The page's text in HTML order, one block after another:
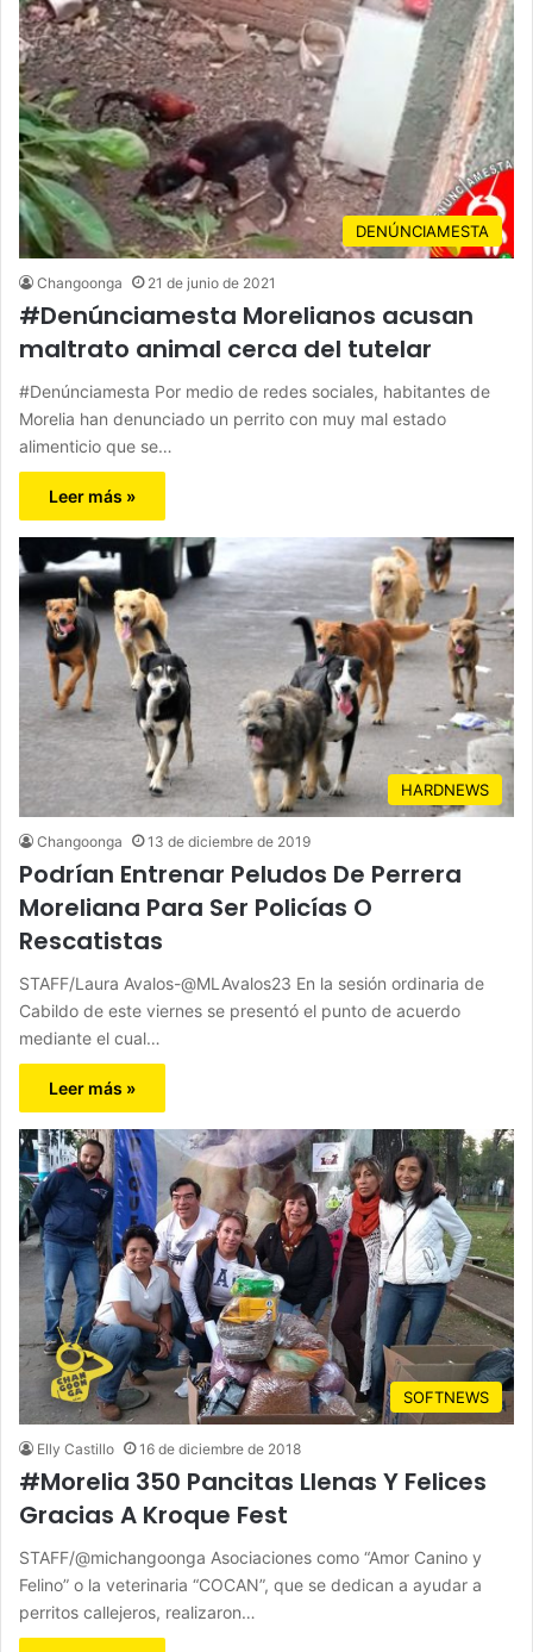
DENÚNCIAMESTA
Changoonga 21 de junio de 2021
#Denúnciamesta Morelianos acusan
maltrato animal cerca del tutelar
#Denúnciamesta Por medio de redes sociales, habitantes de
Morelia han denunciado un perrito con muy mal estado
alimenticio que se…
Leer más »
HARDNEWS
Changoonga 13 de diciembre de 2019
Podrían Entrenar Peludos De Perrera
Moreliana Para Ser Policías O
Rescatistas
STAFF/Laura Avalos-@MLAvalos23 En la sesión ordinaria de
Cabildo de este viernes se presentó el punto de acuerdo
mediante el cual…
Leer más »
SOFTNEWS
Elly Castillo 16 de diciembre de 2018
#Morelia 350 Pancitas Llenas Y Felices
Gracias A Kroque Fest
STAFF/@michangoonga Asociaciones como “Amor Canino y
Felino” o la veterinaria “COCAN”, que se dedican a ayudar a
perritos callejeros, realizaron…